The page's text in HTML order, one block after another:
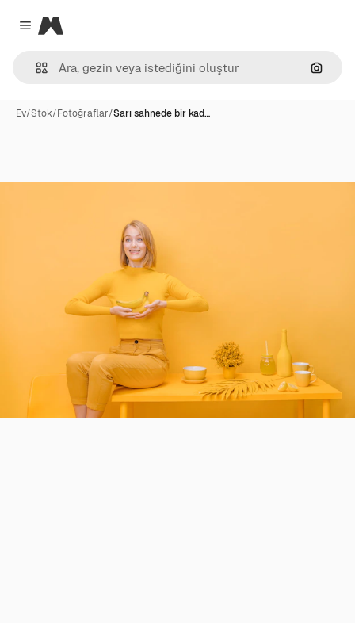
Close menu
Magnific
Ev/Stok/Fotoğraflar/Sarı sahnede bir kad…